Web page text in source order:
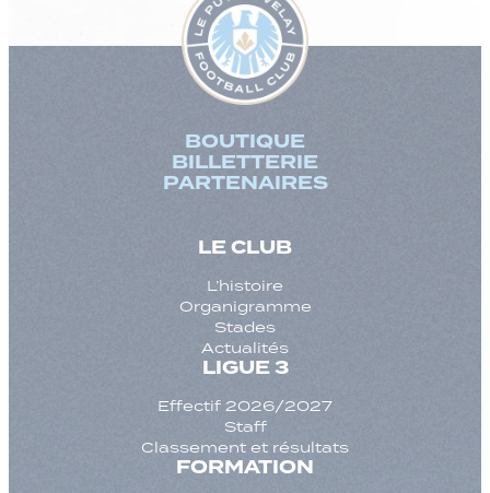
BOUTIQUE
BILLETTERIE
PARTENAIRES
LE CLUB
L’histoire
Organigramme
Stades
Actualités
LIGUE 3
Effectif 2026/2027
Staff
Classement et résultats
FORMATION